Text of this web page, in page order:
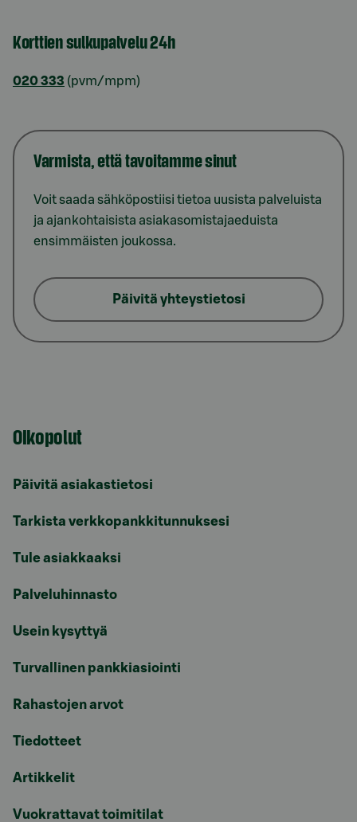
Korttien sulkupalvelu 24h
020 333 (pvm/mpm)
Varmista, että tavoitamme sinut
Voit saada sähköpostiisi tietoa uusista palveluista
ja ajankohtaisista asiakasomistajaeduista
ensimmäisten joukossa.
Päivitä yhteystietosi
Oikopolut
Päivitä asiakastietosi
Tarkista verkkopankkitunnuksesi
Tule asiakkaaksi
Palveluhinnasto
Usein kysyttyä
Turvallinen pankkiasiointi
Rahastojen arvot
Tiedotteet
Artikkelit
Vuokrattavat toimitilat